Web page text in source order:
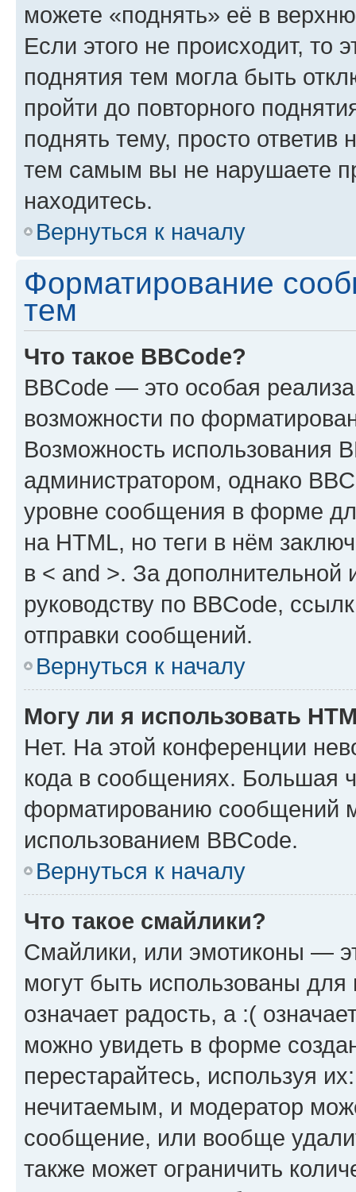
можете «поднять» её в
Если этого не происходит, то
поднятия тем могла быть
пройти до повторного
поднять тему, просто ответив
тем самым вы не нарушаете
находитесь.
Вернуться к началу
Форматирование
тем
Что такое BBCode?
BBCode — это особая
возможности по
Возможность использования
администратором, однако
уровне сообщения в форме
на HTML, но теги в нём
в < and >. За
руководству по BBCode,
отправки сообщений.
Вернуться к началу
Могу ли я использовать
Нет. На этой конференции
кода в сообщениях. Большая
форматированию сообщений
использованием BBCode.
Вернуться к началу
Что такое смайлики?
Смайлики, или эмотиконы —
могут быть использованы
означает радость, а :(
можно увидеть в форме
перестарайтесь, используя
нечитаемым, и модератор
сообщение, или вообще
также может ограничить